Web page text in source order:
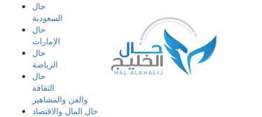
إذهب
المحتوى
حال
السعودية
حال
الإمارات
حال
الرياضة
حال
الثقافة
والفن والمشاهير
حال المال والاقتصاد